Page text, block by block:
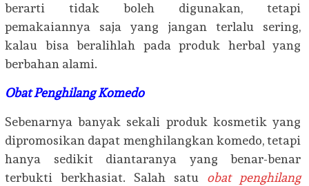
berarti tidak boleh digunakan, tetapi
pemakaiannya saja yang jangan terlalu sering,
kalau bisa beralihlah pada produk herbal yang
berbahan alami.
Obat Penghilang Komedo
Sebenarnya banyak sekali produk kosmetik yang
dipromosikan dapat menghilangkan komedo, tetapi
hanya sedikit diantaranya yang benar-benar
terbukti berkhasiat. Salah satu obat penghilang